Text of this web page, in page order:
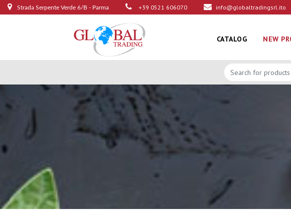
Strada Serpente Verde 6/B - Parma +39 0521 606070 info@globaltradingsrl.ito
CATALOG NEW